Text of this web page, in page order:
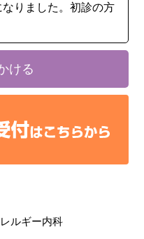
りました。初診の⽅
ける
ルギー内科